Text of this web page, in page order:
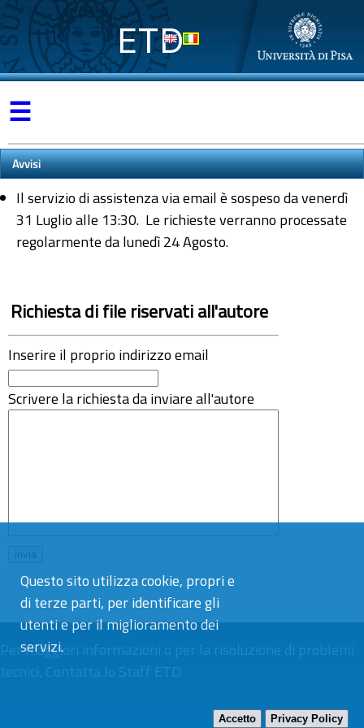
Questo sito utilizza cookie, propri e
di terze parti, per identificare gli
utenti e per il miglioramento dei
servizi.
Accetto Privacy Policy
ETD
☰
Avvisi
Il servizio di assistenza via email è sospeso da venerdì
31 Luglio alle 13:30. Le richieste verranno processate
regolarmente da lunedì 24 Agosto.
Richiesta di file riservati all'autore
Inserire il proprio indirizzo email
Scrivere la richiesta da inviare all'autore
Per maggiori informazioni o per la risoluzione di problemi
tecnici, Contatta lo Staff ETD